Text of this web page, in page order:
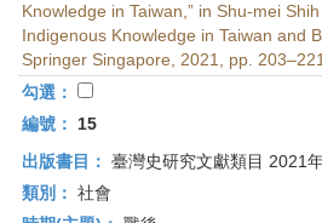
Knowledge in Taiwan,” in Shu-mei
Indigenous Knowledge in Taiwan and
Springer Singapore, 2021, pp. 203–221.
勾選：
編號：
15
出版書目： 臺灣史研究文獻類目 2021
類別： 社會